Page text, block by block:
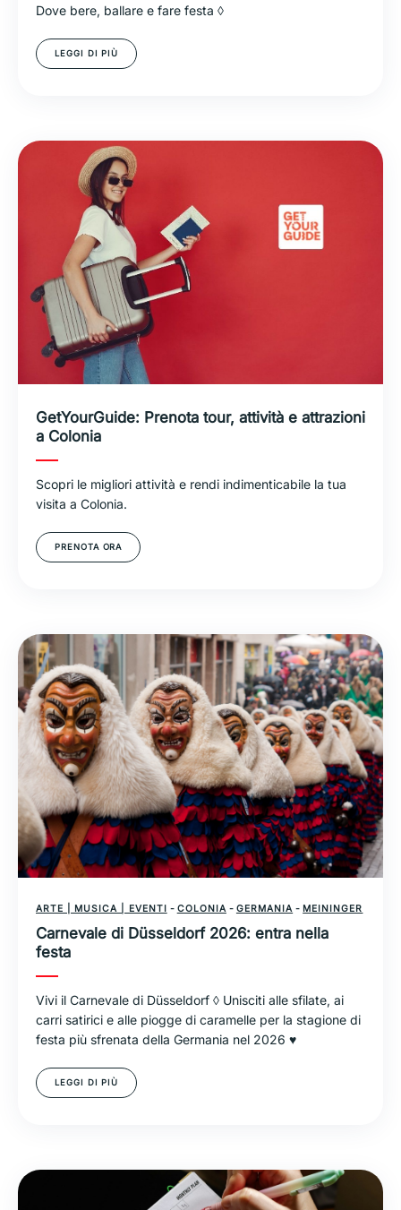
Dove bere, ballare e fare festa ◊
LEGGI DI PIÙ
GetYourGuide: Prenota tour, attività e attrazioni
a Colonia
Scopri le migliori attività e rendi indimenticabile la tua
visita a Colonia.
PRENOTA ORA
ARTE | MUSICA | EVENTI - COLONIA - GERMANIA - MEININGER
Carnevale di Düsseldorf 2026: entra nella
festa
Vivi il Carnevale di Düsseldorf ◊ Unisciti alle sfilate, ai
carri satirici e alle piogge di caramelle per la stagione di
festa più sfrenata della Germania nel 2026 ♥
LEGGI DI PIÙ